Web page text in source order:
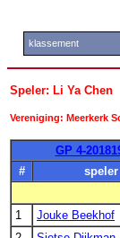
klassement
Speler: Li Ya Chen
Vereniging: Meerkerk
GP 4-
#
speler
1
Jouke Beekhof